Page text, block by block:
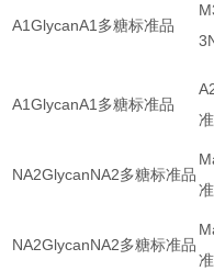
A1GlycanA1多糖标准品
A1GlycanA1多糖标准品
NA2GlycanNA2多糖标准品
NA2GlycanNA2多糖标准品